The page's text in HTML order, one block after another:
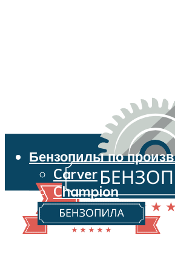
Бензопилы по
Carver
Champion
Echo
Husqvarna